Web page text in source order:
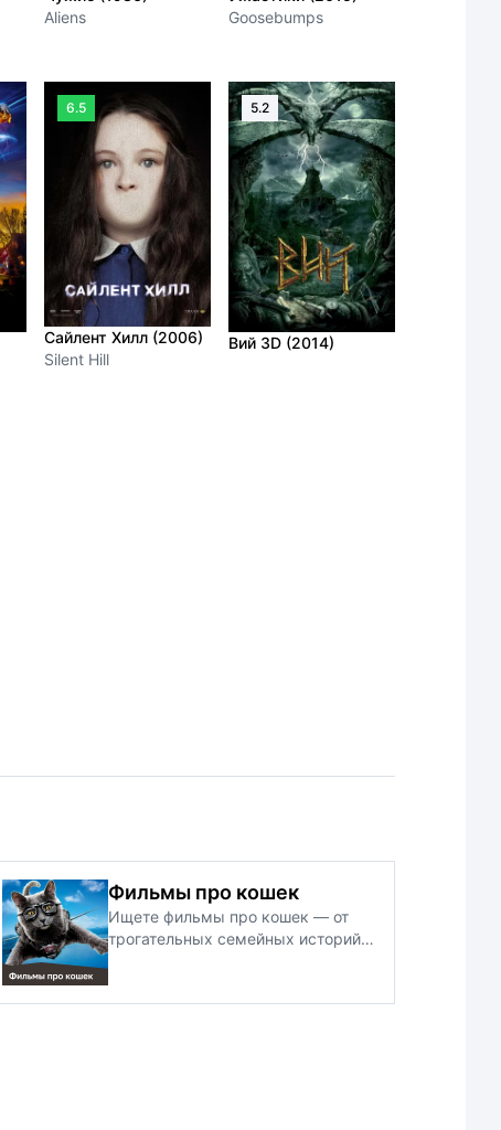
Aliens
Goosebumps
6.5
Сайлент Хилл (2006)
Silent Hill
5.2
Вий 3D (2014)
Фильмы про кошек
Ищете фильмы про кошек — от
трогательных семейных историй
этой странице собрана удобная
подборка фильмов про кошек с